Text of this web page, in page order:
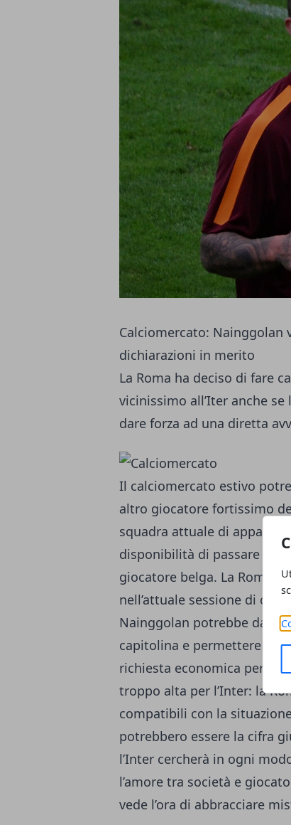
Calciomercato: Nainggolan
dichiarazioni in merito
La Roma ha deciso di fare
vicinissimo all’Iter anche
dare forza ad una diretta
Il calciomercato estivo
altro giocatore fortissimo
squadra attuale di
disponibilità di passare
giocatore belga. La Roma
nell’attuale sessione di
Nainggolan potrebbe dare
capitolina e permettere di
richiesta economica per la
troppo alta per l’Inter: la
compatibili con la
potrebbero essere la cifra
l’Inter cercherà in ogni
l’amore tra società e
vede l’ora di abbracciare